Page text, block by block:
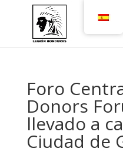
Foro
Donors
llevado a
Ciudad de